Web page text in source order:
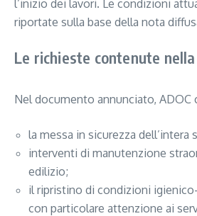
l’inizio dei lavori. Le condizioni
riportate sulla base della nota
Le richieste contenute
Nel documento annunciato, ADOC
la messa in sicurezza dell’intera
interventi di manutenzione
edilizio;
il ripristino di condizioni
con particolare attenzione ai